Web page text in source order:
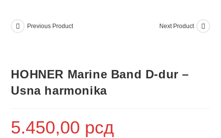
Previous Product Next Product
HOHNER Marine Band D-dur –
Usna harmonika
5.450,00 рсд